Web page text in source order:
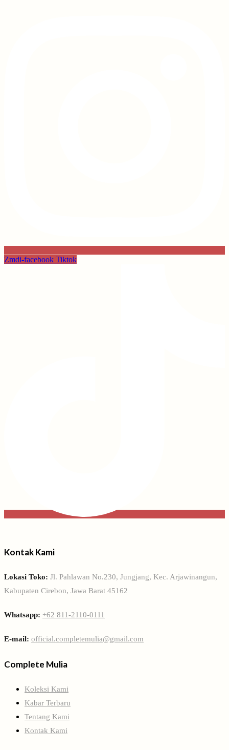
Zmdi-facebook Tiktok
Kontak Kami
Lokasi Toko: Jl. Pahlawan No.230, Jungjang, Kec. Arjawinangun,
Kabupaten Cirebon, Jawa Barat 45162
Whatsapp: +62 811-2110-0111
E-mail: official.completemulia@gmail.com
Complete Mulia
Koleksi Kami
Kabar Terbaru
Tentang Kami
Kontak Kami